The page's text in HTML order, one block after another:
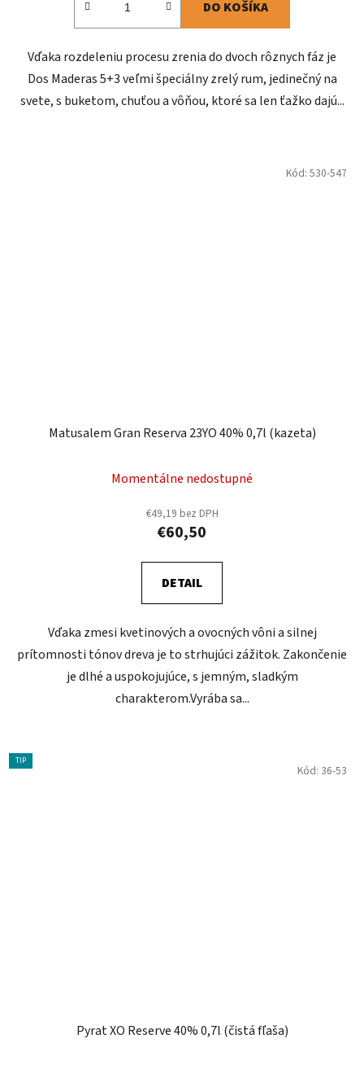
DO KOŠÍKA
Vďaka rozdeleniu procesu zrenia do dvoch rôznych fáz je
Dos Maderas 5+3 veľmi špeciálny zrelý rum, jedinečný na
svete, s buketom, chuťou a vôňou, ktoré sa len ťažko dajú...
Matusalem Gran Reserva 23YO 40% 0,7l (kazeta)
Momentálne nedostupné
€49,19 bez DPH
€60,50
DETAIL
Vďaka zmesi kvetinových a ovocných vôni a silnej
prítomnosti tónov dreva je to strhujúci zážitok. Zakončenie
je dlhé a uspokojujúce, s jemným, sladkým
charakterom.Vyrába sa...
Kód: 530-547
TIP
Pyrat XO Reserve 40% 0,7l (čistá fľaša)
Kód: 36-53